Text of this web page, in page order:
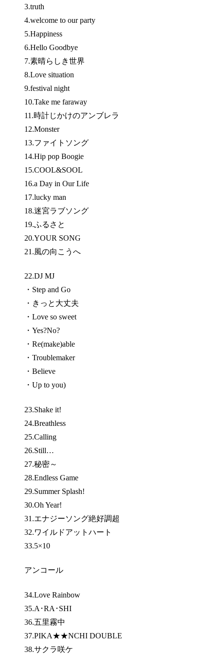
3.truth
4.welcome to our party
5.Happiness
6.Hello Goodbye
7.素晴らしき世界
8.Love situation
9.festival night
10.Take me faraway
11.時計じかけのアンブレラ
12.Monster
13.ファイトソング
14.Hip pop Boogie
15.COOL&SOOL
16.a Day in Our Life
17.lucky man
18.迷宮ラブソング
19.ふるさと
20.YOUR SONG
21.風の向こうへ
22.DJ MJ
・Step and Go
・きっと大丈夫
・Love so sweet
・Yes?No?
・Re(make)able
・Troublemaker
・Believe
・Up to you)
23.Shake it!
24.Breathless
25.Calling
26.Still…
27.秘密～
28.Endless Game
29.Summer Splash!
30.Oh Year!
31.エナジーソング絶好調超
32.ワイルドアットハート
33.5×10
アンコール
34.Love Rainbow
35.A･RA･SHI
36.五里霧中
37.PIKA★★NCHI DOUBLE
38.サクラ咲ケ